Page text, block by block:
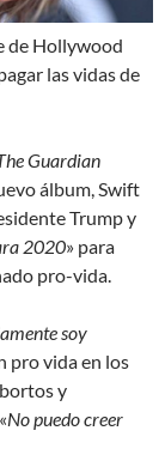
de Hollywood
las vidas de
Guardian
álbum, Swift
Trump y
2020» para
pro-vida.
soy
pro vida en los
y
No puedo creer